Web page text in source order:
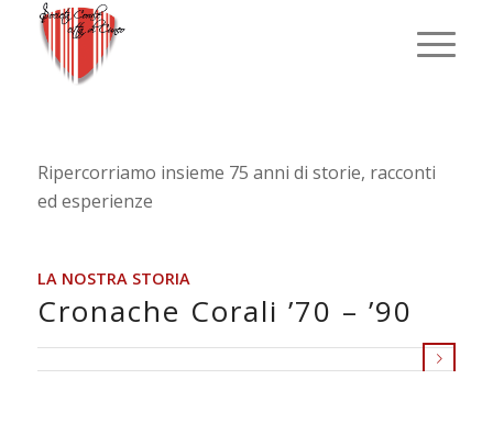
Ripercorriamo insieme 75 anni di storie, racconti
ed esperienze
LA NOSTRA STORIA
Cronache Corali ’70 – ’90